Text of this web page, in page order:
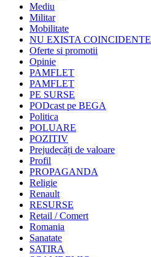
Mediu
Militar
Mobilitate
NU EXISTA COINCIDENTE
Oferte si promotii
Opinie
PAMFLET
PAMFLET
PE SURSE
PODcast pe BEGA
Politica
POLUARE
POZITIV
Prejudecăți de valoare
Profil
PROPAGANDA
Religie
Renault
RESURSE
Retail / Comert
Romania
Sanatate
SATIRA